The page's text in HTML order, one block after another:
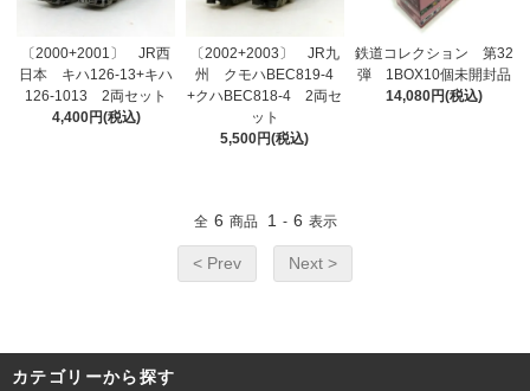
〔2000+2001〕 JR西
日本 キハ126-13+キハ
126-1013 2両セット
4,400円(税込)
〔2002+2003〕 JR九
州 クモハBEC819-4
+クハBEC818-4 2両セ
ット
5,500円(税込)
鉄道コレクション 第32
弾 1BOX10個未開封品
14,080円(税込)
全 6 商品 1 - 6 表示
< Prev Next >
カテゴリーから探す